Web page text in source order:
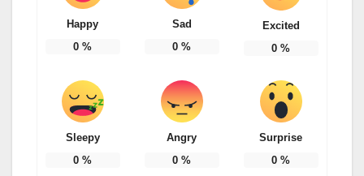
Happy
0 %
Sad
0 %
Excited
0 %
Sleepy
0 %
Angry
0 %
Surprise
0 %